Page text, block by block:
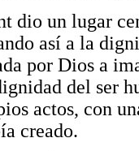
dio un lugar
así a la
por Dios a
del ser
actos, con
creado.